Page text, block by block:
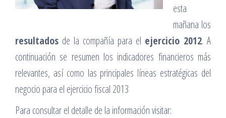
esta
mañana los
resultados de la compañía para el ejercicio 2012. A
continuación se resumen los indicadores financieros más
relevantes, así como las principales líneas estratégicas del
negocio para el ejercicio fiscal 2013
Para consultar el detalle de la información visitar: